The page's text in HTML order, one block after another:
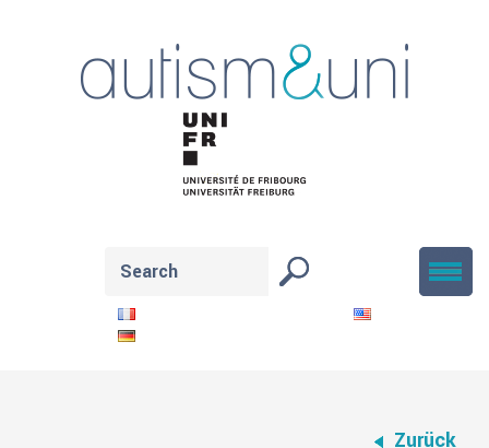
Zurück